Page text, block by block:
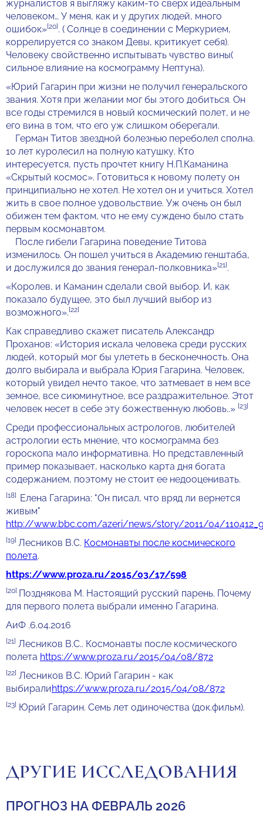
журналистов я выгляжу каким-то сверх идеальным
человеком… У меня, как и у других людей, много
ошибок»[20]. ( Солнце в соединении с Меркурием,
коррелируется со знаком Девы, критикует себя).
Человеку свойственно испытывать чувство вины(
сильное влияние на космограмму Нептуна).
«Юрий Гагарин при жизни не получил генеральского
звания. Хотя при желании мог бы этого добиться. Он
все годы стремился в новый космический полет, и не
его вина в том, что его уж слишком оберегали.
Герман Титов звездной болезнью переболел сполна.
10 лет куролесил на полную катушку. Кто
интересуется, пусть прочтет книгу Н.П.Каманина
«Скрытый космос». Готовиться к новому полету он
принципиально не хотел. Не хотел он и учиться. Хотел
жить в свое полное удовольствие. Уж очень он был
обижен тем фактом, что не ему суждено было стать
первым космонавтом.
После гибели Гагарина поведение Титова
изменилось. Он пошел учиться в Академию генштаба,
и дослужился до звания генерал-полковника»[21].
«Королев, и Каманин сделали свой выбор. И, как
показало будущее, это был лучший выбор из
возможного».[22]
Как справедливо скажет писатель Александр
Проханов: «История искала человека среди русских
людей, который мог бы улететь в бесконечность. Она
долго выбирала и выбрала Юрия Гагарина. Человек,
который увидел нечто такое, что затмевает в нем все
земное, все сиюминутное, все раздражительное. Этот
человек несет в себе эту божественную любовь..» [23]
Среди профессиональных астрологов, любителей
астрологии есть мнение, что космограмма без
гороскопа мало информативна. Но представленный
пример показывает, насколько карта дня богата
содержанием, поэтому не стоит ее недооценивать.
[18] Елена Гагарина: "Он писал, что вряд ли вернется
живым"
http://www.bbc.com/azeri/news/story/2011/04/
[19] Лесников В.С. Космонавты после космического
полета.
https://www.proza.ru/2015/03/17/598
[20] Позднякова М. Настоящий русский парень. Почему
для первого полета выбрали именно Гагарина.
АиФ .6.04.2016
[21] Лесников В.С.. Космонавты после космического
полета https://www.proza.ru/2015/04/08/872
[22] Лесников В.С. Юрий Гагарин - как
выбиралиhttps://www.proza.ru/2015/04/08/872
[23] Юрий Гагарин. Семь лет одиночества (док.фильм).
ДРУГИЕ ИССЛЕДОВАНИЯ
ПРОГНОЗ НА ФЕВРАЛЬ 2026